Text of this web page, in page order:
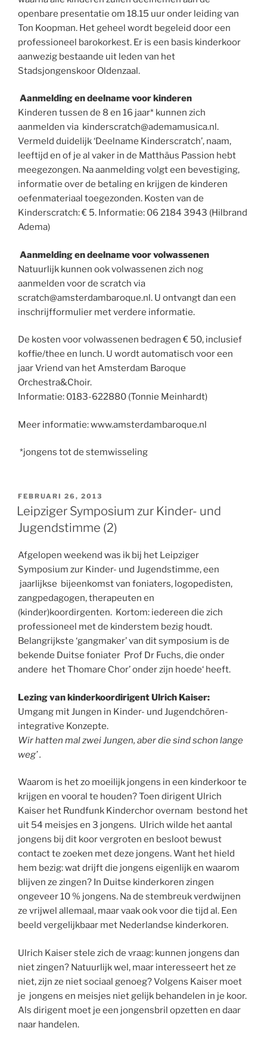
openbare presentatie om 18.15 uur onder leiding van
Ton Koopman. Het geheel wordt begeleid door een
professioneel barokorkest. Er is een basis kinderkoor
aanwezig bestaande uit leden van het
Stadsjongenskoor Oldenzaal.
Aanmelding en deelname voor kinderen
Kinderen tussen de 8 en 16 jaar* kunnen zich
aanmelden via kinderscratch@ademamusica.nl.
Vermeld duidelijk ‘Deelname Kinderscratch’, naam,
leeftijd en of je al vaker in de Matthäus Passion hebt
meegezongen. Na aanmelding volgt een bevestiging,
informatie over de betaling en krijgen de kinderen
oefenmateriaal toegezonden. Kosten van de
Kinderscratch: € 5. Informatie: 06 2184 3943 (Hilbrand
Adema)
Aanmelding en deelname voor volwassenen
Natuurlijk kunnen ook volwassenen zich nog
aanmelden voor de scratch via
scratch@amsterdambaroque.nl. U ontvangt dan een
inschrijfformulier met verdere informatie.
De kosten voor volwassenen bedragen € 50, inclusief
koffie/thee en lunch. U wordt automatisch voor een
jaar Vriend van het Amsterdam Baroque
Orchestra&Choir.
Informatie: 0183-622880 (Tonnie Meinhardt)
Meer informatie: www.amsterdambaroque.nl
*jongens tot de stemwisseling
GEPLAATST
OP
FEBRUARI 26, 2013
Leipziger Symposium zur Kinder- und
Jugendstimme (2)
Afgelopen weekend was ik bij het Leipziger
Symposium zur Kinder- und Jugendstimme, een
jaarlijkse bijeenkomst van foniaters, logopedisten,
zangpedagogen, therapeuten en
(kinder)koordirgenten. Kortom: iedereen die zich
professioneel met de kinderstem bezig houdt.
Belangrijkste ‘gangmaker’ van dit symposium is de
bekende Duitse foniater Prof Dr Fuchs, die onder
andere het Thomare Chor’ onder zijn hoede‘ heeft.
Lezing van kinderkoordirigent Ulrich Kaiser:
Umgang mit Jungen in Kinder- und Jugendchören-
integrative Konzepte.
Wir hatten mal zwei Jungen, aber die sind schon lange
weg’ .
Waarom is het zo moeilijk jongens in een kinderkoor te
krijgen en vooral te houden? Toen dirigent Ulrich
Kaiser het Rundfunk Kinderchor overnam bestond het
uit 54 meisjes en 3 jongens. Ulrich wilde het aantal
jongens bij dit koor vergroten en besloot bewust
contact te zoeken met deze jongens. Want het hield
hem bezig: wat drijft die jongens eigenlijk en waarom
blijven ze zingen? In Duitse kinderkoren zingen
ongeveer 10 % jongens. Na de stembreuk verdwijnen
ze vrijwel allemaal, maar vaak ook voor die tijd al. Een
beeld vergelijkbaar met Nederlandse kinderkoren.
Ulrich Kaiser stele zich de vraag: kunnen jongens dan
niet zingen? Natuurlijk wel, maar interesseert het ze
niet, zijn ze niet sociaal genoeg? Volgens Kaiser moet
je jongens en meisjes niet gelijk behandelen in je koor.
Als dirigent moet je een jongensbril opzetten en daar
naar handelen.